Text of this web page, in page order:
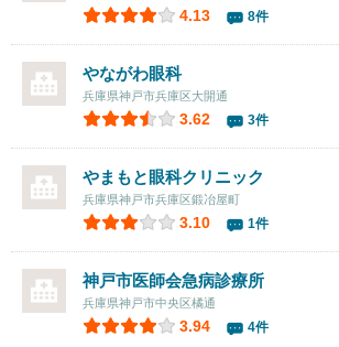
4.13 8件
やながわ眼科
兵庫県神戸市兵庫区大開通
3.62 3件
やまもと眼科クリニック
兵庫県神戸市兵庫区鍛冶屋町
3.10 1件
神戸市医師会急病診療所
兵庫県神戸市中央区橘通
3.94 4件